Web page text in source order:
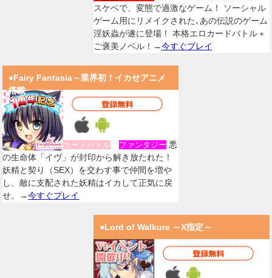
スケベで、変態で過激なゲーム！ ソーシャル
ゲーム用にリメイクされた､あの伝説のゲーム
淫妖蟲が遂に登場！ 本格エロカードバトル＋
ご褒美ノベル！→今すぐプレイ
●Fairy Fantasia～業界初！イカせアニメ
搭載
カードバトル ファンタジー 悪
の生命体「イヴ」が封印から解き放たれた！
妖精と契り（SEX）を交わす事で仲間を増や
し、敵に支配された妖精はイカして正気に戻
せ。→今すぐプレイ
●Lord of Walkure ～X指定～